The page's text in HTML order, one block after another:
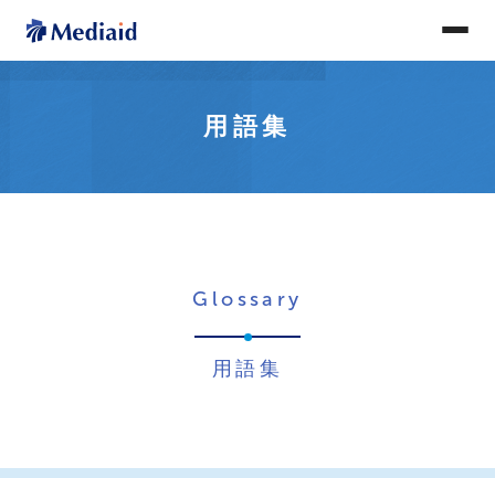
用語集
Glossary
用語集